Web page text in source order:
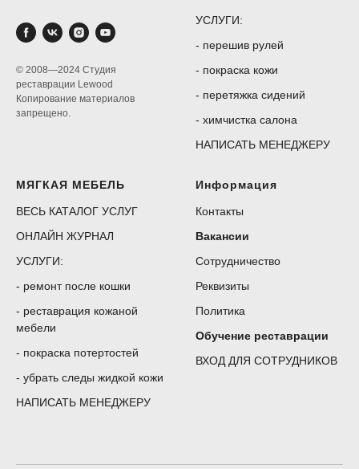
© 2008—2024 Студия
реставрации Lewood
Копирование материалов
запрещено.
УСЛУГИ:
- перешив рулей
- покраска кожи
- перетяжка сидений
- химчистка салона
НАПИСАТЬ МЕНЕДЖЕРУ
МЯГКАЯ МЕБЕЛЬ
ВЕСЬ КАТАЛОГ УСЛУГ
ОНЛАЙН ЖУРНАЛ
УСЛУГИ:
- ремонт после кошки
- реставрация кожаной
мебели
- покраска потертостей
- убрать следы жидкой кожи
НАПИСАТЬ МЕНЕДЖЕРУ
Информация
Контакты
Вакансии
Сотрудничество
Реквизиты
Политика
Обучение реставрации
ВХОД ДЛЯ СОТРУДНИКОВ